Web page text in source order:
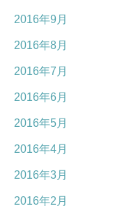
2016年9月
2016年8月
2016年7月
2016年6月
2016年5月
2016年4月
2016年3月
2016年2月